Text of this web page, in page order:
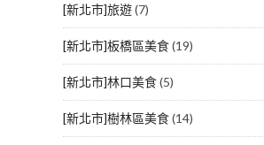
[新北市]旅遊(7)
[新北市]板橋區美食(19)
[新北市]林口美食(5)
[新北市]樹林區美食(14)